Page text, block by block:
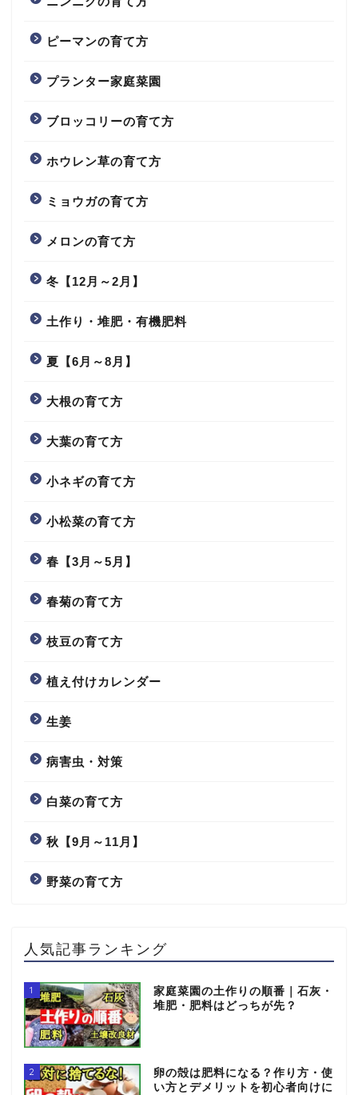
ピーマンの育て方
プランター家庭菜園
ブロッコリーの育て方
ホウレン草の育て方
ミョウガの育て方
メロンの育て方
冬【12月～2月】
土作り・堆肥・有機肥料
夏【6月～8月】
大根の育て方
大葉の育て方
小ネギの育て方
小松菜の育て方
春【3月～5月】
春菊の育て方
枝豆の育て方
植え付けカレンダー
生姜
病害虫・対策
白菜の育て方
秋【9月～11月】
野菜の育て方
人気記事ランキング
1
家庭菜園の土作りの順番｜石灰・
堆肥・肥料はどっちが先？
2
卵の殻は肥料になる？作り方・使
い方とデメリットを初心者向けに